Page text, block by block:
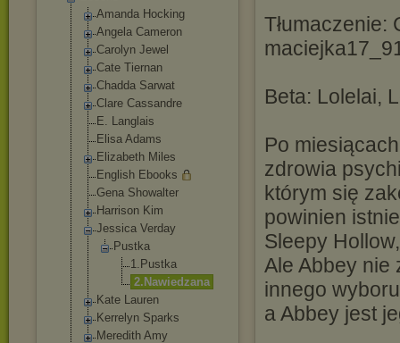
Amanda Hocking
Angela Cameron
Carolyn Jewel
Cate Tiernan
Chadda Sarwat
Clare Cassandre
E. Langlais
Elisa Adams
Elizabeth Miles
English Ebooks
Gena Showalter
Harrison Kim
Jessica Verday
Pustka
1.Pustka
2.Nawiedzana
Kate Lauren
Kerrelyn Sparks
Meredith Amy
Tłumaczenie:
Beta: Lolelai,
Po
zdrowia
którym się
powinien
Sleepy
Ale Abbey nie
innego
a Abbey jest